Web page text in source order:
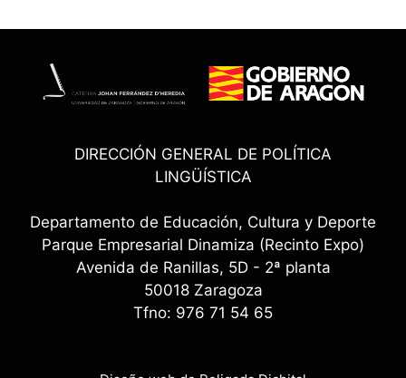
DIRECCIÓN GENERAL DE POLÍTICA
LINGÜÍSTICA
Departamento de Educación, Cultura y Deporte
Parque Empresarial Dinamiza (Recinto Expo)
Avenida de Ranillas, 5D - 2ª planta
50018 Zaragoza
Tfno: 976 71 54 65